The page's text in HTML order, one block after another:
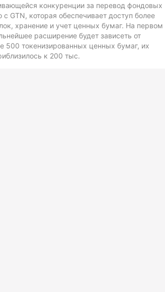
конкуренции за перевод фондовых
GTN, которая обеспечивает доступ более
хранение и учет ценных бумаг. На первом
расширение будет зависеть от
500 токенизированных ценных бумаг, их
к 200 тыс.